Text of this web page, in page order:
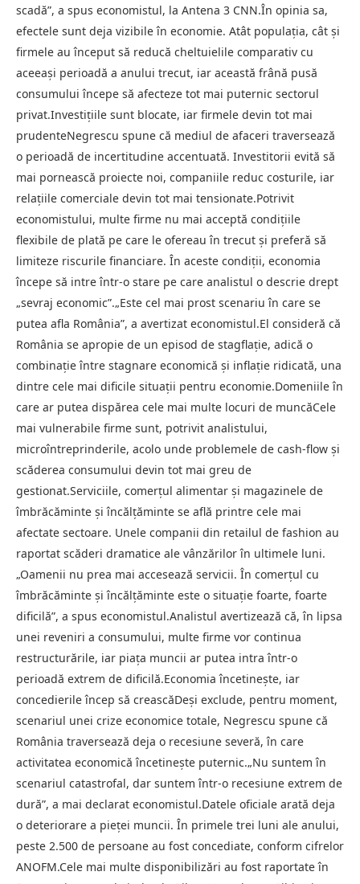
scadă”, a spus economistul, la Antena 3 CNN.În opinia sa,
efectele sunt deja vizibile în economie. Atât populația, cât și
firmele au început să reducă cheltuielile comparativ cu
aceeași perioadă a anului trecut, iar această frână pusă
consumului începe să afecteze tot mai puternic sectorul
privat.Investițiile sunt blocate, iar firmele devin tot mai
prudenteNegrescu spune că mediul de afaceri traversează
o perioadă de incertitudine accentuată. Investitorii evită să
mai pornească proiecte noi, companiile reduc costurile, iar
relațiile comerciale devin tot mai tensionate.Potrivit
economistului, multe firme nu mai acceptă condițiile
flexibile de plată pe care le ofereau în trecut și preferă să
limiteze riscurile financiare. În aceste condiții, economia
începe să intre într-o stare pe care analistul o descrie drept
„sevraj economic”.„Este cel mai prost scenariu în care se
putea afla România”, a avertizat economistul.El consideră că
România se apropie de un episod de stagflație, adică o
combinație între stagnare economică și inflație ridicată, una
dintre cele mai dificile situații pentru economie.Domeniile în
care ar putea dispărea cele mai multe locuri de muncăCele
mai vulnerabile firme sunt, potrivit analistului,
microîntreprinderile, acolo unde problemele de cash-flow și
scăderea consumului devin tot mai greu de
gestionat.Serviciile, comerțul alimentar și magazinele de
îmbrăcăminte și încălțăminte se află printre cele mai
afectate sectoare. Unele companii din retailul de fashion au
raportat scăderi dramatice ale vânzărilor în ultimele luni.
„Oamenii nu prea mai accesează servicii. În comerțul cu
îmbrăcăminte și încălțăminte este o situație foarte, foarte
dificilă”, a spus economistul.Analistul avertizează că, în lipsa
unei reveniri a consumului, multe firme vor continua
restructurările, iar piața muncii ar putea intra într-o
perioadă extrem de dificilă.Economia încetinește, iar
concedierile încep să creascăDeși exclude, pentru moment,
scenariul unei crize economice totale, Negrescu spune că
România traversează deja o recesiune severă, în care
activitatea economică încetinește puternic.„Nu suntem în
scenariul catastrofal, dar suntem într-o recesiune extrem de
dură”, a mai declarat economistul.Datele oficiale arată deja
o deteriorare a pieței muncii. În primele trei luni ale anului,
peste 2.500 de persoane au fost concediate, conform cifrelor
ANOFM.Cele mai multe disponibilizări au fost raportate în